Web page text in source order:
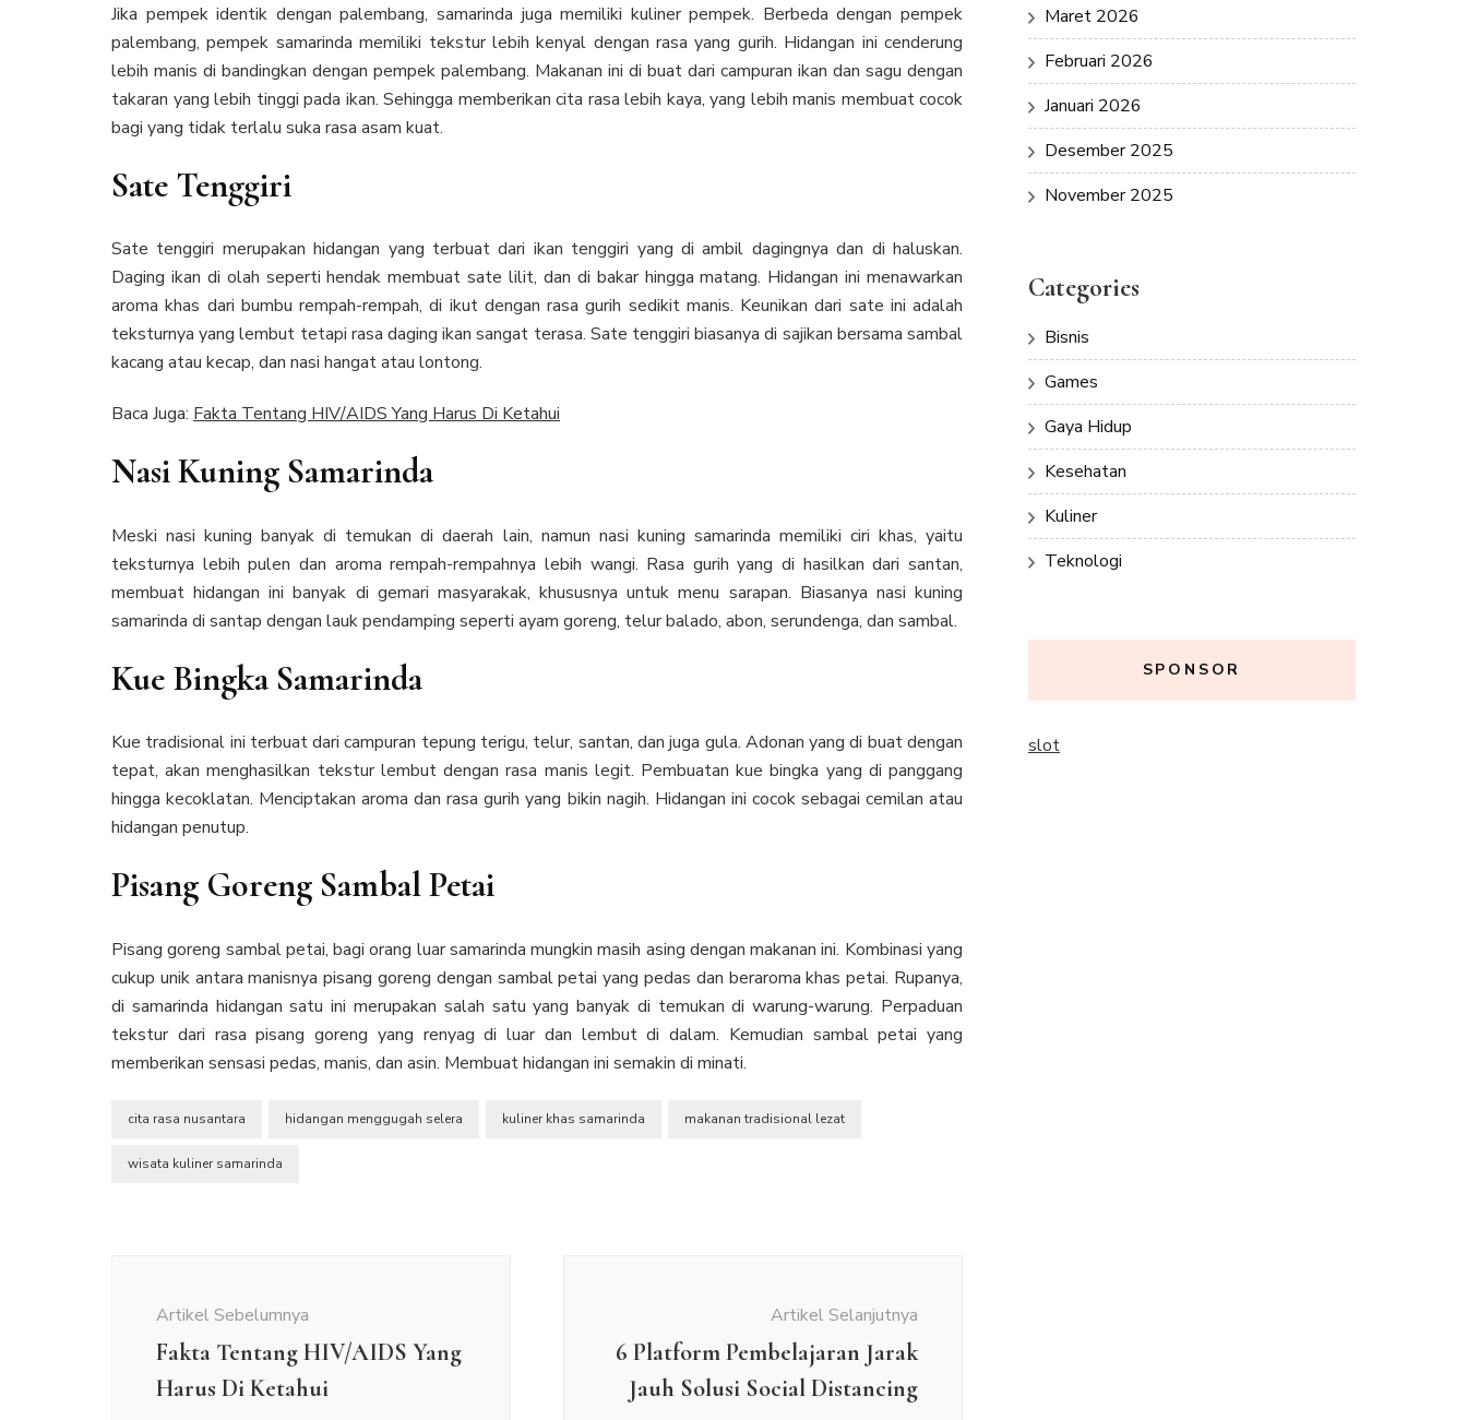
Jika pempek identik dengan palembang, samarinda juga memiliki kuliner pempek. Berbeda dengan pempek
palembang, pempek samarinda memiliki tekstur lebih kenyal dengan rasa yang gurih. Hidangan ini cenderung
lebih manis di bandingkan dengan pempek palembang. Makanan ini di buat dari campuran ikan dan sagu dengan
takaran yang lebih tinggi pada ikan. Sehingga memberikan cita rasa lebih kaya, yang lebih manis membuat cocok
bagi yang tidak terlalu suka rasa asam kuat.
Sate Tenggiri
Sate tenggiri merupakan hidangan yang terbuat dari ikan tenggiri yang di ambil dagingnya dan di haluskan.
Daging ikan di olah seperti hendak membuat sate lilit, dan di bakar hingga matang. Hidangan ini menawarkan
aroma khas dari bumbu rempah-rempah, di ikut dengan rasa gurih sedikit manis. Keunikan dari sate ini adalah
teksturnya yang lembut tetapi rasa daging ikan sangat terasa. Sate tenggiri biasanya di sajikan bersama sambal
kacang atau kecap, dan nasi hangat atau lontong.
Baca Juga: Fakta Tentang HIV/AIDS Yang Harus Di Ketahui
Nasi Kuning Samarinda
Meski nasi kuning banyak di temukan di daerah lain, namun nasi kuning samarinda memiliki ciri khas, yaitu
teksturnya lebih pulen dan aroma rempah-rempahnya lebih wangi. Rasa gurih yang di hasilkan dari santan,
membuat hidangan ini banyak di gemari masyarakak, khususnya untuk menu sarapan. Biasanya nasi kuning
samarinda di santap dengan lauk pendamping seperti ayam goreng, telur balado, abon, serundenga, dan sambal.
Kue Bingka Samarinda
Kue tradisional ini terbuat dari campuran tepung terigu, telur, santan, dan juga gula. Adonan yang di buat dengan
tepat, akan menghasilkan tekstur lembut dengan rasa manis legit. Pembuatan kue bingka yang di panggang
hingga kecoklatan. Menciptakan aroma dan rasa gurih yang bikin nagih. Hidangan ini cocok sebagai cemilan atau
hidangan penutup.
Pisang Goreng Sambal Petai
Pisang goreng sambal petai, bagi orang luar samarinda mungkin masih asing dengan makanan ini. Kombinasi yang
cukup unik antara manisnya pisang goreng dengan sambal petai yang pedas dan beraroma khas petai. Rupanya,
di samarinda hidangan satu ini merupakan salah satu yang banyak di temukan di warung-warung. Perpaduan
tekstur dari rasa pisang goreng yang renyag di luar dan lembut di dalam. Kemudian sambal petai yang
memberikan sensasi pedas, manis, dan asin. Membuat hidangan ini semakin di minati.
cita rasa nusantara hidangan menggugah selera kuliner khas samarinda makanan tradisional lezat
wisata kuliner samarinda
Artikel Sebelumnya
Fakta Tentang HIV/AIDS Yang
Harus Di Ketahui
Artikel Selanjutnya
6 Platform Pembelajaran Jarak
Jauh Solusi Social Distancing
Maret 2026
Februari 2026
Januari 2026
Desember 2025
November 2025
Categories
Bisnis
Games
Gaya Hidup
Kesehatan
Kuliner
Teknologi
SPONSOR
slot